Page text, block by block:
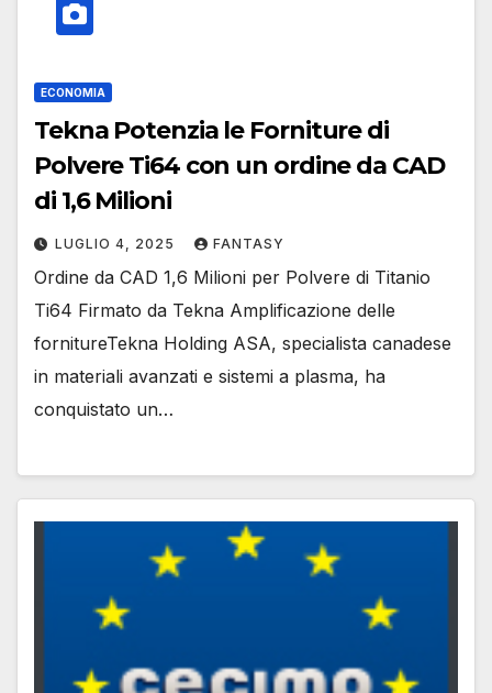
ECONOMIA
Tekna Potenzia le Forniture di
Polvere Ti64 con un ordine da CAD
di 1,6 Milioni
LUGLIO 4, 2025 FANTASY
Ordine da CAD 1,6 Milioni per Polvere di Titanio
Ti64 Firmato da Tekna Amplificazione delle
fornitureTekna Holding ASA, specialista canadese
in materiali avanzati e sistemi a plasma, ha
conquistato un…